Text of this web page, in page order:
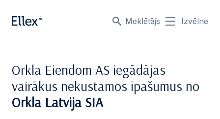
Meklētājs Izvēlne
Orkla Eiendom AS iegādājas
vairākus nekustamos īpašumus no
Orkla Latvija SIA